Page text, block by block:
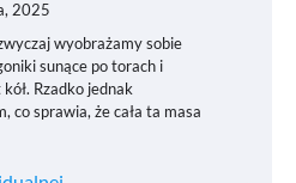
2025
wyobrażamy sobie
sunące po torach i
Rzadko jednak
co sprawia, że cała ta masa